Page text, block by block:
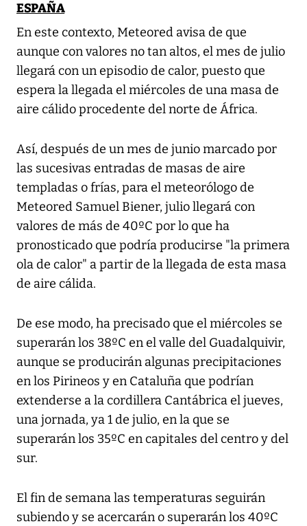
ESPAÑA
En este contexto, Meteored avisa de que
aunque con valores no tan altos, el mes de julio
llegará con un episodio de calor, puesto que
espera la llegada el miércoles de una masa de
aire cálido procedente del norte de África.
Así, después de un mes de junio marcado por
las sucesivas entradas de masas de aire
templadas o frías, para el meteorólogo de
Meteored Samuel Biener, julio llegará con
valores de más de 40ºC por lo que ha
pronosticado que podría producirse "la primera
ola de calor" a partir de la llegada de esta masa
de aire cálida.
De ese modo, ha precisado que el miércoles se
superarán los 38ºC en el valle del Guadalquivir,
aunque se producirán algunas precipitaciones
en los Pirineos y en Cataluña que podrían
extenderse a la cordillera Cantábrica el jueves,
una jornada, ya 1 de julio, en la que se
superarán los 35ºC en capitales del centro y del
sur.
El fin de semana las temperaturas seguirán
subiendo y se acercarán o superarán los 40ºC